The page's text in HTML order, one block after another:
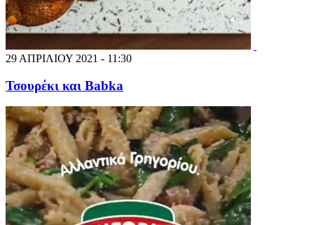
29 ΑΠΡΙΛΙΟΥ 2021 - 11:30
Τσουρέκι και Babka